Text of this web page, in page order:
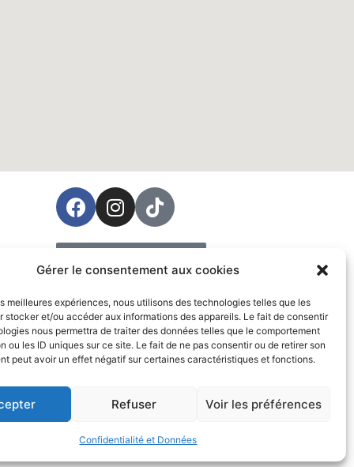
Gérer le consentement aux cookies
meilleures expériences, nous utilisons des technologies telles que les
stocker et/ou accéder aux informations des appareils. Le fait de consentir
nous permettra de traiter des données telles que le comportement
ou les ID uniques sur ce site. Le fait de ne pas consentir ou de retirer son
peut avoir un effet négatif sur certaines caractéristiques et fonctions.
Refuser Voir les préférences
Confidentialité et Données